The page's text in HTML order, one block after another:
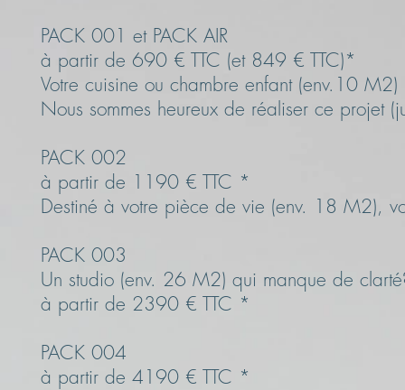
PACK 001 et PACK AIR
à partir de 690 € TTC (et 849 € TTC)*
Votre cuisine ou chambre enfant (env.10 M2)
Nous sommes heureux de réaliser ce projet
PACK 002
à partir de 1190 € TTC *
Destiné à votre pièce de vie (env. 18 M2),
PACK 003
Un studio (env. 26 M2) qui manque de
à partir de 2390 € TTC *
PACK 004
à partir de 4190 € TTC *